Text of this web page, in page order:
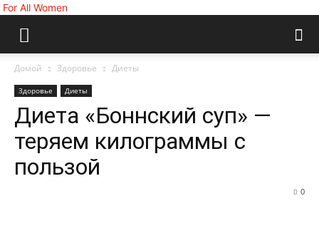
For All Women
Домой Здоровье Диеты
Здоровье Диеты
Диета «Боннский суп» —
теряем килограммы с
пользой
0